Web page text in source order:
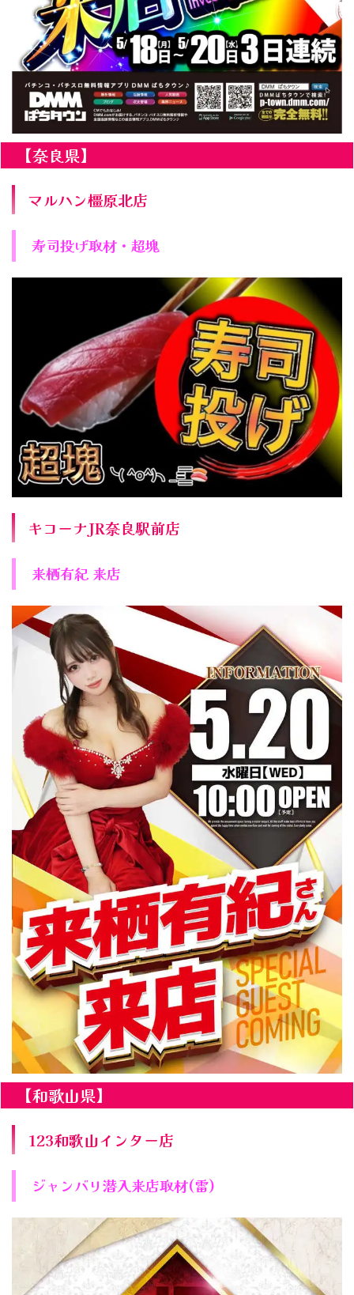
【奈良県】
マルハン橿原北店
寿司投げ取材・超塊
キコーナJR奈良駅前店
来栖有紀 来店
【和歌山県】
123和歌山インター店
ジャンバリ潜入来店取材(雷)